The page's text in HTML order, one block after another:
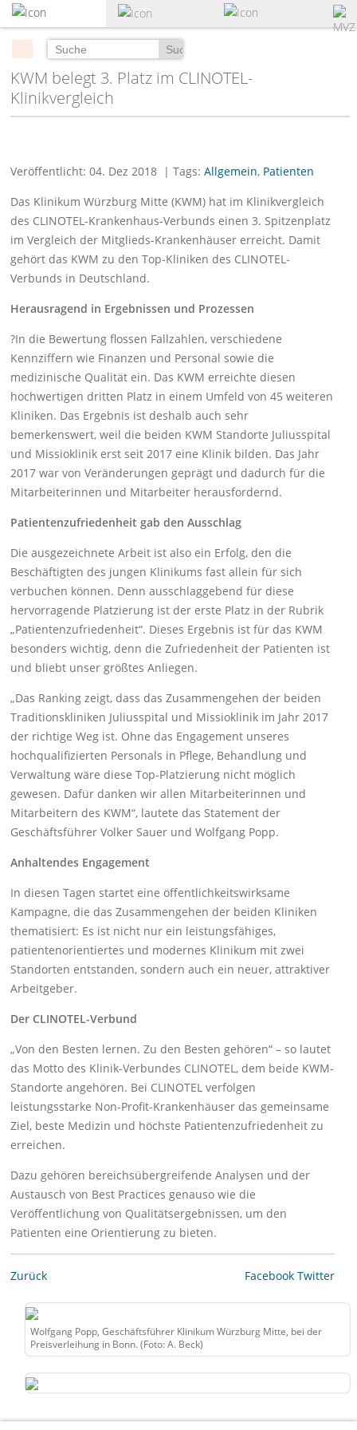
zum
Hauptinhalt
Suchen
KWM belegt 3. Platz im CLINOTEL-
Klinikvergleich
Veröffentlicht: 04. Dez 2018 | Tags:Allgemein, Patienten
Das Klinikum Würzburg Mitte (KWM) hat im Klinikvergleich
des CLINOTEL-Krankenhaus-Verbunds einen 3. Spitzenplatz
im Vergleich der Mitglieds-Krankenhäuser erreicht. Damit
gehört das KWM zu den Top-Kliniken des CLINOTEL-
Verbunds in Deutschland.
Herausragend in Ergebnissen und Prozessen
?In die Bewertung flossen Fallzahlen, verschiedene
Kennziffern wie Finanzen und Personal sowie die
medizinische Qualität ein. Das KWM erreichte diesen
hochwertigen dritten Platz in einem Umfeld von 45 weiteren
Kliniken. Das Ergebnis ist deshalb auch sehr
bemerkenswert, weil die beiden KWM Standorte Juliusspital
und Missioklinik erst seit 2017 eine Klinik bilden. Das Jahr
2017 war von Veränderungen geprägt und dadurch für die
Mitarbeiterinnen und Mitarbeiter herausfordernd.
Patientenzufriedenheit gab den Ausschlag
Die ausgezeichnete Arbeit ist also ein Erfolg, den die
Beschäftigten des jungen Klinikums fast allein für sich
verbuchen können. Denn ausschlaggebend für diese
hervorragende Platzierung ist der erste Platz in der Rubrik
„Patientenzufriedenheit“. Dieses Ergebnis ist für das KWM
besonders wichtig, denn die Zufriedenheit der Patienten ist
und bliebt unser größtes Anliegen.
„Das Ranking zeigt, dass das Zusammengehen der beiden
Traditionskliniken Juliusspital und Missioklinik im Jahr 2017
der richtige Weg ist. Ohne das Engagement unseres
hochqualifizierten Personals in Pflege, Behandlung und
Verwaltung wäre diese Top-Platzierung nicht möglich
gewesen. Dafür danken wir allen Mitarbeiterinnen und
Mitarbeitern des KWM“, lautete das Statement der
Geschäftsführer Volker Sauer und Wolfgang Popp.
Anhaltendes Engagement
In diesen Tagen startet eine öffentlichkeitswirksame
Kampagne, die das Zusammengehen der beiden Kliniken
thematisiert: Es ist nicht nur ein leistungsfähiges,
patientenorientiertes und modernes Klinikum mit zwei
Standorten entstanden, sondern auch ein neuer, attraktiver
Arbeitgeber.
Der CLINOTEL-Verbund
„Von den Besten lernen. Zu den Besten gehören“ – so lautet
das Motto des Klinik-Verbundes CLINOTEL, dem beide KWM-
Standorte angehören. Bei CLINOTEL verfolgen
leistungsstarke Non-Profit-Krankenhäuser das gemeinsame
Ziel, beste Medizin und höchste Patientenzufriedenheit zu
erreichen.
Dazu gehören bereichsübergreifende Analysen und der
Austausch von Best Practices genauso wie die
Veröffentlichung von Qualitätsergebnissen, um den
Patienten eine Orientierung zu bieten.
Zurück Facebook Twitter
Wolfgang Popp, Geschäftsführer Klinikum Würzburg Mitte, bei der
Preisverleihung in Bonn. (Foto: A. Beck)